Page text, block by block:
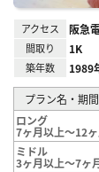
アクセス 阪急
間取り 1K
築年数 1989
プラン名・期間
ロング
7ヶ月以上～12
ミドル
3ヶ月以上～7ヶ